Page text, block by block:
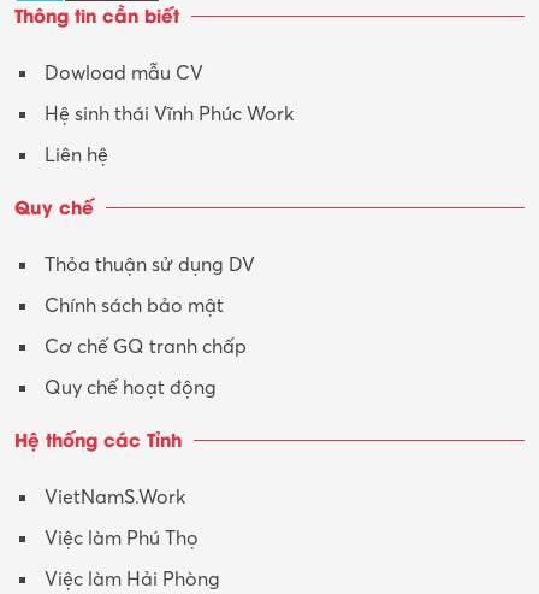
Tư vấn
Tư vấn – Kiến trúc
Y tế-Dược
Thông tin cần biết
Dowload mẫu CV
Hệ sinh thái Vĩnh Phúc Work
Liên hệ
Quy chế
Thỏa thuận sử dụng DV
Chính sách bảo mật
Cơ chế GQ tranh chấp
Quy chế hoạt động
Hệ thống các Tỉnh
VietNamS.Work
Việc làm Phú Thọ
Việc làm Hải Phòng